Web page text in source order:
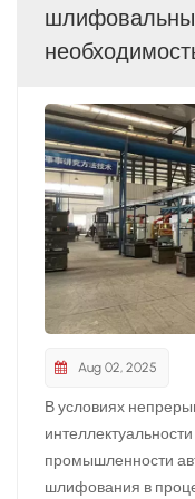
Шлифовальный
снижении затрат
пути к
Aug 02, 2025
В условиях
промышленности
шлифования в